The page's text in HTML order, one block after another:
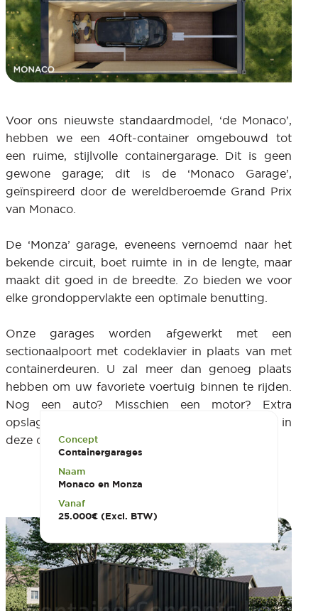
Concept
Containergarages
Naam
Monaco en Monza
Vanaf
25.000€ (Excl. BTW)
Voor ons nieuwste standaardmodel, ‘de Monaco’,
hebben we een 40ft-container omgebouwd tot
een ruime, stijlvolle containergarage. Dit is geen
gewone garage; dit is de ‘Monaco Garage’,
geïnspireerd door de wereldberoemde Grand Prix
van Monaco.
De ‘Monza’ garage, eveneens vernoemd naar het
bekende circuit, boet ruimte in in de lengte, maar
maakt dit goed in de breedte. Zo bieden we voor
elke grondoppervlakte een optimale benutting.
Onze garages worden afgewerkt met een
sectionaalpoort met codeklavier in plaats van met
containerdeuren. U zal meer dan genoeg plaats
hebben om uw favoriete voertuig binnen te rijden.
Nog een auto? Misschien een motor? Extra
opslagplaats nodig? Het wordt allemaal mogelijk in
deze containergarages.